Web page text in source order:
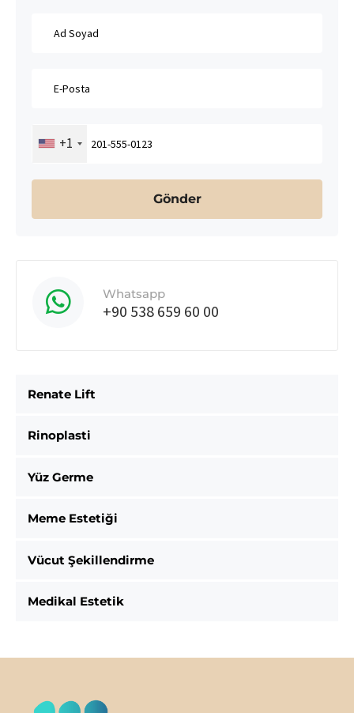
+1
Whatsapp
+90 538 659 60 00
Renate Lift
Rinoplasti
Yüz Germe
Meme Estetiği
Vücut Şekillendirme
Medikal Estetik